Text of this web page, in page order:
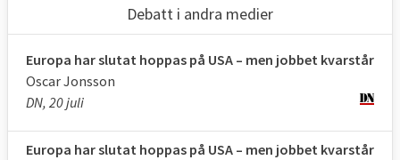
naturkatastrof eller en katastrof som
orsakas av människor.” För att göra detta
ska “alla instrument som står till dess
förfogande, även de militära resurser”
mobiliseras. Klausulen har hittills inte
åberopats.
Debatt i andra medier
Europa har slutat hoppas på USA – men jobbet kvarstår
Oscar Jonsson
DN, 20 juli
Europa har slutat hoppas på USA – men jobbet kvarstår